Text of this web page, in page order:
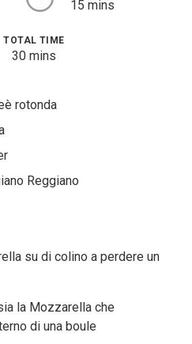
15 mins
TOTAL TIME
30 mins
rotonda
Reggiano
su di colino a perdere un
la Mozzarella che
di una boule